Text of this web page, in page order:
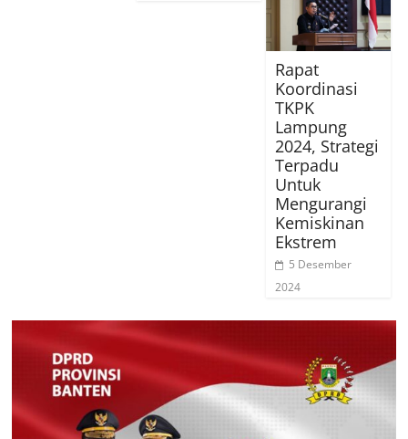
Rapat
Koordinasi
TKPK
Lampung
2024, Strategi
Terpadu
Untuk
Mengurangi
Kemiskinan
Ekstrem
5 Desember
2024